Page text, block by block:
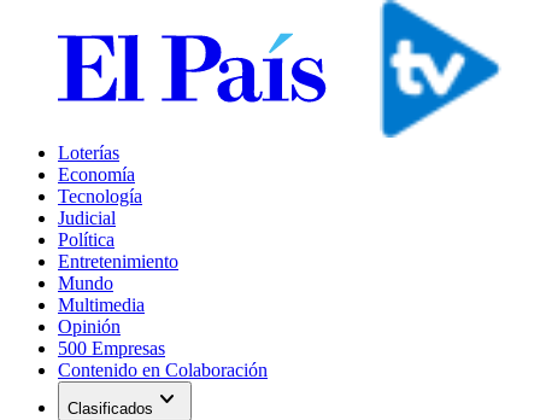
Loterías
Economía
Tecnología
Judicial
Política
Entretenimiento
Mundo
Multimedia
Opinión
500 Empresas
Contenido en Colaboración
Clasificados expand_more